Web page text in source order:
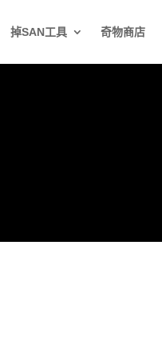
掉SAN工具 奇物商店